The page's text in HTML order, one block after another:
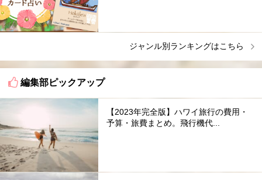
ジャンル別ランキングはこちら
編集部ピックアップ
【2023年完全版】ハワイ旅行の費用・
予算・旅費まとめ。飛行機代...